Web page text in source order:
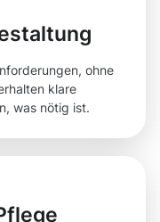
ohne
klare
was nötig ist.